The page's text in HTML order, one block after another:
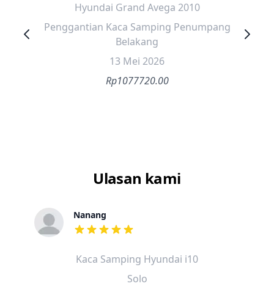
Hyundai Grand Avega 2010
Penggantian Kaca Samping Penumpang
Belakang
13 Mei 2026
Rp1077720.00
Ulasan kami
Nanang
dari ulasan adalah bintang lima
Kaca Samping Hyundai i10
Solo